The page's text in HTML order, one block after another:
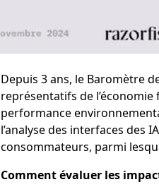
Depuis 3 ans, le Baromètre
représentatifs de l’économie
performance
l’analyse des interfaces des
consommateurs, parmi
Comment évaluer les